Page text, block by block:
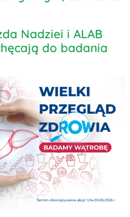
Nadziei i ALAB
do badania